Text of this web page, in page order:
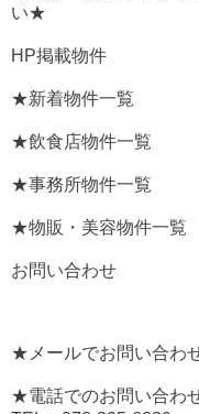
い★
HP掲載物件
★新着物件一覧
★飲食店物件一覧
★事務所物件一覧
★物販・美容物件一覧
お問い合わせ
★メールでお問い合わ
★電話でのお問い合わ